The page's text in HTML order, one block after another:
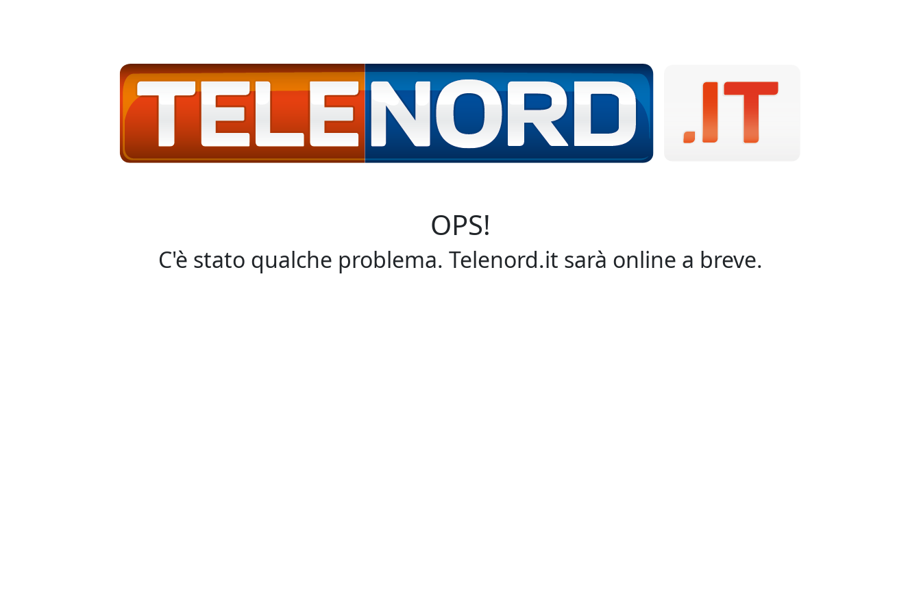
OPS!
C'è stato qualche problema. Telenord.it sarà online a breve.